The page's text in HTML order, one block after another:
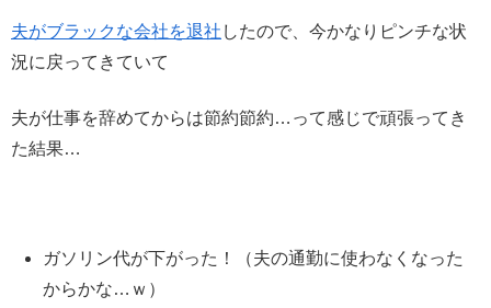
夫がブラックな会社を退社 したので、今かなりピンチな状
況に戻ってきていて
夫が仕事を辞めてからは節約節約…って感じで頑張ってき
た結果…
ガソリン代が下がった！（夫の通勤に使わなくなった
からかな…ｗ）